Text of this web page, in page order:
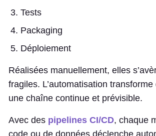
Tests
Packaging
Déploiement
Réalisées manuellement, elles
fragiles. L’automatisation
une chaîne continue et prévisible.
Avec des pipelines CI/CD, chaque
code ou de données déclenche